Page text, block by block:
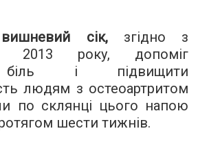
вишневий сік,згідно з
2013 року, допоміг
і підвищити
людям з остеоартритом
по склянці цього напою
шести тижнів.